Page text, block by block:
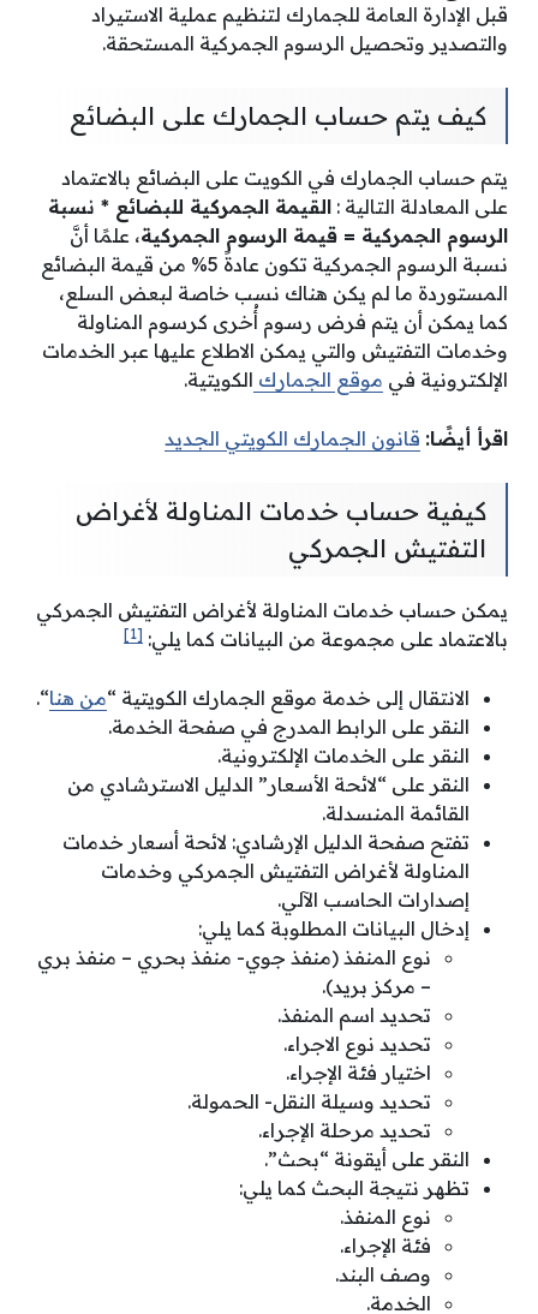
قبل الإدارة العامة للجمارك لتنظيم عملية الاستيراد
والتصدير وتحصيل الرسوم الجمركية المستحقة.
كيف يتم حساب الجمارك على البضائع
يتم حساب الجمارك في الكويت على البضائع بالاعتماد
على المعادلة التالية : القيمة الجمركية للبضائع * نسبة
الرسوم الجمركية = قيمة الرسوم الجمركية، علمًا أنَّ
نسبة الرسوم الجمركية تكون عادةً 5% من قيمة البضائع
المستوردة ما لم يكن هناك نسب خاصة لبعض السلع،
كما يمكن أن يتم فرض رسوم أُخرى كرسوم المناولة
وخدمات التفتيش والتي يمكن الاطلاع عليها عبر الخدمات
الإلكترونية في موقع الجمارك الكويتية.
اقرأ أيضًا: قانون الجمارك الكويتي الجديد
كيفية حساب خدمات المناولة لأغراض
التفتيش الجمركي
يمكن حساب خدمات المناولة لأغراض التفتيش الجمركي
بالاعتماد على مجموعة من البيانات كما يلي: [1]
الانتقال إلى خدمة موقع الجمارك الكويتية “من هنا“.
النقر على الرابط المدرج في صفحة الخدمة.
النقر على الخدمات الإلكترونية.
النقر على “لائحة الأسعار” الدليل الاسترشادي من
القائمة المنسدلة.
تفتح صفحة الدليل الإرشادي: لائحة أسعار خدمات
المناولة لأغراض التفتيش الجمركي وخدمات
إصدارات الحاسب الآلي.
إدخال البيانات المطلوبة كما يلي:
نوع المنفذ (منفذ جوي- منفذ بحري – منفذ بري
– مركز بريد).
تحديد اسم المنفذ.
تحديد نوع الاجراء.
اختيار فئة الإجراء.
تحديد وسيلة النقل- الحمولة.
تحديد مرحلة الإجراء.
النقر على أيقونة “بحث”.
تظهر نتيجة البحث كما يلي:
نوع المنفذ.
فئة الإجراء.
وصف البند.
الخدمة.